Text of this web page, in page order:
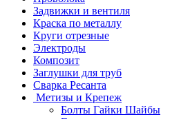
Задвижки и вентиля
Краска по металлу
Круги отрезные
Электроды
Композит
Заглушки для труб
Сварка Ресанта
Метизы и Крепеж
Болты Гайки Шайбы